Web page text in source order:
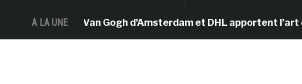
A LA UNE
Le musée Van Gogh d’Amsterdam et DHL apportent l’art